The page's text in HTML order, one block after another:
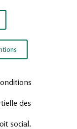
des
social.